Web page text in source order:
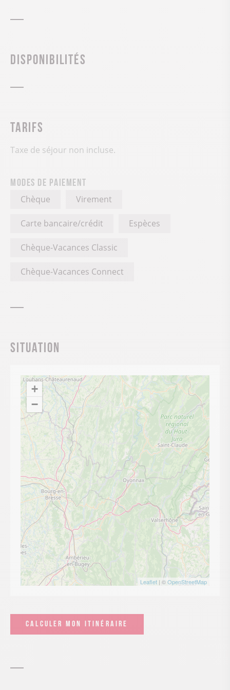
Disponibilités
Tarifs
Taxe de séjour non incluse.
Modes de paiement
Chèque Virement
Carte bancaire/crédit Espèces
Chèque-Vacances Classic
Chèque-Vacances Connect
Situation
+
−
Leaflet | ©OpenStreetMap
CALCULER MON ITINÉRAIRE